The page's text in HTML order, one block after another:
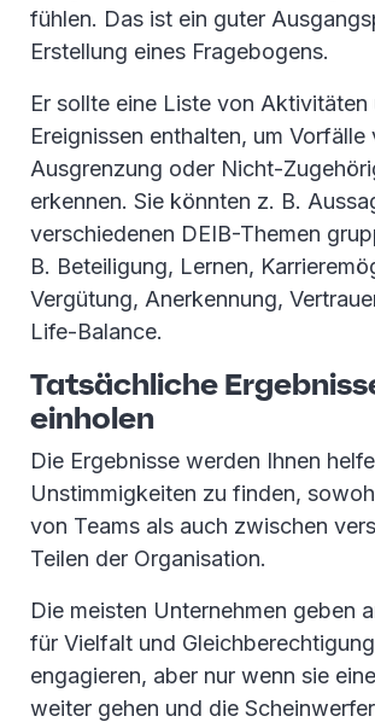
fühlen. Das ist ein guter
Erstellung eines Fragebogens.
Er sollte eine Liste von Aktivitäten
Ereignissen enthalten, um Vorfälle
Ausgrenzung oder Nicht-
erkennen. Sie könnten z. B.
verschiedenen DEIB-Themen
B. Beteiligung, Lernen,
Vergütung, Anerkennung,
Life-Balance.
Tatsächliche
einholen
Die Ergebnisse werden Ihnen
Unstimmigkeiten zu finden,
von Teams als auch zwischen
Teilen der Organisation.
Die meisten Unternehmen geben
für Vielfalt und
engagieren, aber nur wenn sie
weiter gehen und die